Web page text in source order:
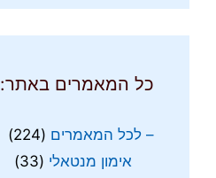
כל המאמרים באתר:
– לכל המאמרים (224)
אימון מנטאלי (33)